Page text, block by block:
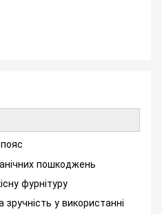
пошкоджень
фурнітуру
у використанні